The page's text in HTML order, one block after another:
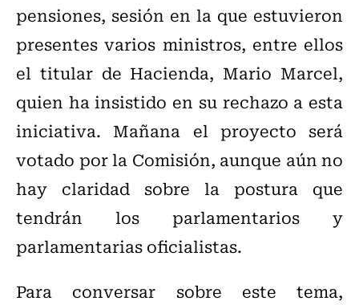
pensiones, sesión en la que estuvieron
presentes varios ministros, entre ellos
el titular de Hacienda, Mario Marcel,
quien ha insistido en su rechazo a esta
iniciativa. Mañana el proyecto será
votado por la Comisión, aunque aún no
hay claridad sobre la postura que
tendrán los parlamentarios y
parlamentarias oficialistas.
Para conversar sobre este tema,